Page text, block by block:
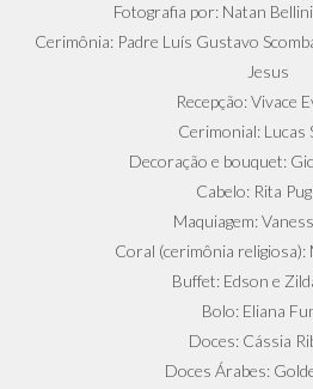
Fotografia por: Natan
Cerimônia: Padre Luís Gustavo
Jesus
Recepção: Vivace
Cerimonial: Lucas
Decoração e bouquet:
Cabelo: Rita
Maquiagem:
Coral (cerimônia
Buffet: Edson e
Bolo: Eliana
Doces: Cássia
Doces Árabes: